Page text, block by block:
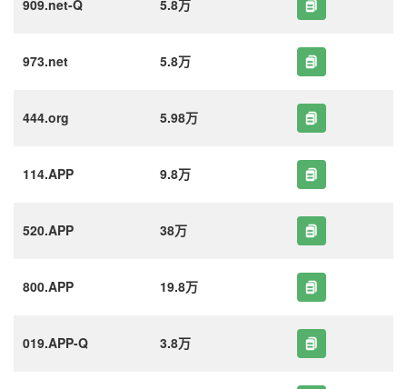
909.net-Q 5.8万
973.net 5.8万
444.org 5.98万
114.APP 9.8万
520.APP 38万
800.APP 19.8万
019.APP-Q 3.8万